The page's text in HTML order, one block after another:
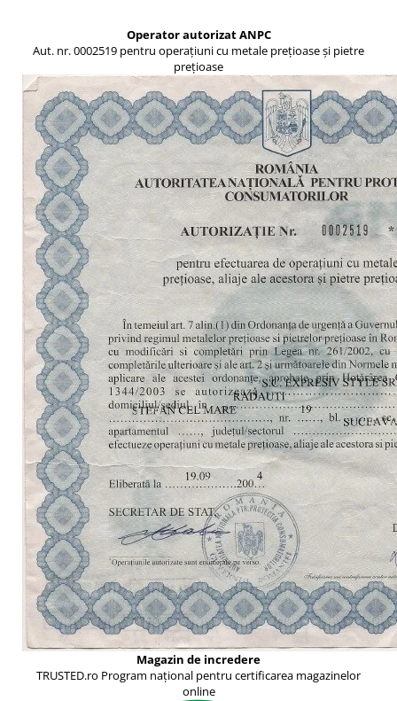
Operator autorizat ANPC
Aut. nr. 0002519 pentru operațiuni cu metale prețioase și pietre
prețioase
Magazin de incredere
TRUSTED.ro Program național pentru certificarea magazinelor
online